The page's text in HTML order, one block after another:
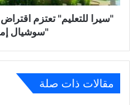
حصتها
في
"سوشيال
مقالات ذات صلة